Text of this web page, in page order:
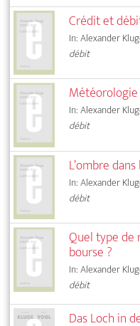
Crédit et
In: Alexander
débit
In: Alexander
débit
L’ombre
In: Alexander
débit
Quel type de
bourse ?
In: Alexander
débit
Das Loch in